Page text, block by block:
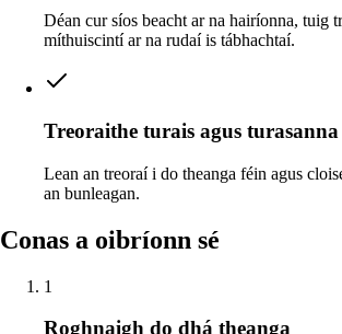
Déan cur síos beacht ar na hairíonna, tuig
míthuiscintí ar na rudaí is tábhachtaí.
Treoraithe turais agus turasanna
Lean an treoraí i do theanga féin agus
an bunleagan.
Conas a oibríonn sé
1
Roghnaigh do dhá theanga